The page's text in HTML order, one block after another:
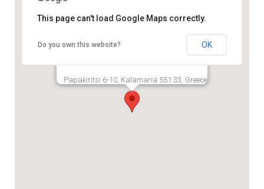
Papakiritsi 6-10, Kalamaria 551 33, Greece
This page can't load Google Maps correctly.
Do you own this website? OK